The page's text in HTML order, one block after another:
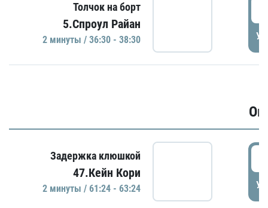
Толчок на борт
5.Спроул Райан
2 минуты / 36:30 - 38:30
Задержка клюшкой
47.Кейн Кори
2 минуты / 61:24 - 63:24